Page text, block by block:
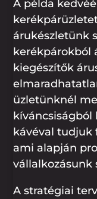
A példa
árukészletünk
kerékpárokból
kiegészítők
üzletünknél
kíváncsiságból
kávéval tudjuk
ami alapján
vállalkozásunk
A stratégiai